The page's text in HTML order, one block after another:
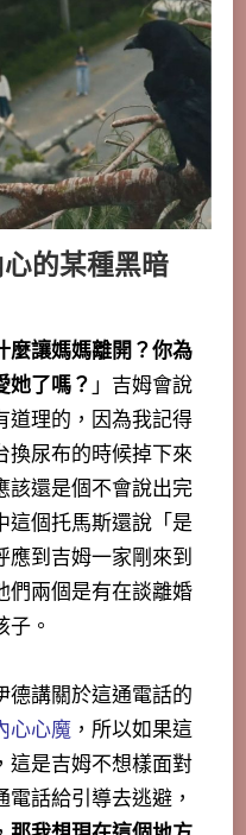
的某種黑暗
麼讓媽媽離開？你為
她了嗎？」吉姆會說
道理的，因為我記得
換尿布的時候掉下來
該還是個不會說出完
這個托馬斯還說「是
應到吉姆一家剛來到
們兩個是有在談離婚
。
德講關於這通電話的
心心魔 ，所以如果這
這是吉姆不想樣面對
話給引導去逃避，